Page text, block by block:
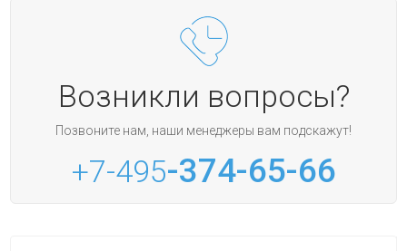
Возникли вопросы?
Позвоните нам, наши менеджеры вам подскажут!
+7-495-374-65-66